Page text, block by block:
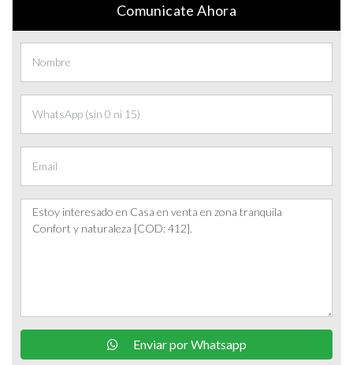
Comunicate Ahora
Enviar por Whatsapp